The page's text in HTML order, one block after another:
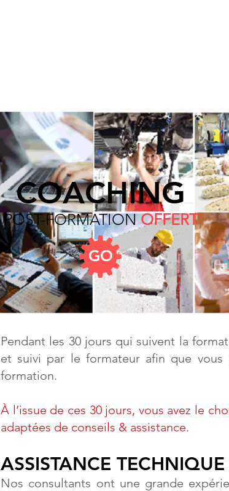
COACHING
POST-FORMATIONOFFERT
GO
Pendant les 30 jours qui suivent la
et suivi par le formateur afin que vous
formation.
À l’issue de ces 30 jours, vous avez le
adaptées de conseils & assistance.
ASSISTANCE
Nos consultants ont une grande